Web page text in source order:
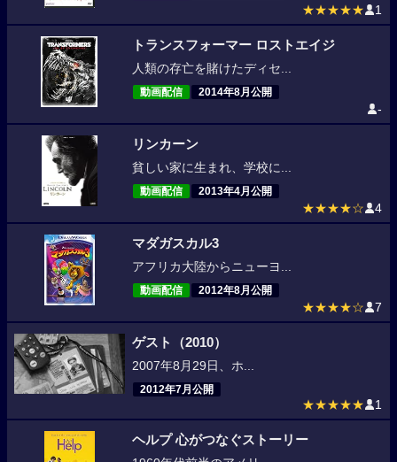
★★★★★ 1
トランスフォーマー ロストエイジ
人類の存亡を賭けたディセ...
動画配信 2014年8月公開
-
リンカーン
貧しい家に生まれ、学校に...
動画配信 2013年4月公開
★★★★☆ 4
マダガスカル3
アフリカ大陸からニューヨ...
動画配信 2012年8月公開
★★★★☆ 7
ゲスト（2010）
2007年8月29日、ホ...
2012年7月公開
★★★★★ 1
ヘルプ 心がつなぐストーリー